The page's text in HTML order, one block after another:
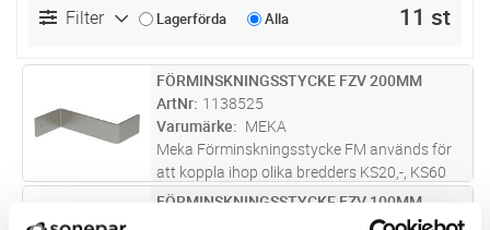
Filter Lagerförda Alla 11 st
ST Lägg i kundvagn
FÖRMINSKNINGSSTYCKE FZV 200MM
ArtNr 1138525
Varumärke
MEKA
Meka Förminskningsstycke FM används för
att koppla ihop olika bredders KS20,-, KS60
och KS80 kabelstegar.FM-stycken installeras
inuti sidoprofiler på kabelstegar från ena eller
ST Lägg i kundvagn
FÖRMINSKNINGSSTYCKE FZV 100MM